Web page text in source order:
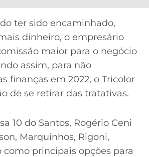
ter sido encaminhado,
dinheiro, o empresário
maior para o negócio
assim, para não
finanças em 2022, o Tricolor
de se retirar das tratativas.
10 do Santos, Rogério Ceni
Marquinhos, Rigoni,
como principais opções para